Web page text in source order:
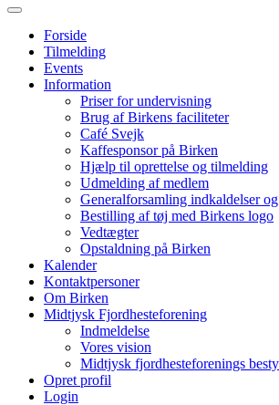
Forside
Tilmelding
Events
Information
Priser for undervisning
Brug af Birkens faciliteter
Café Svejk
Kaffesponsor på Birken
Hjælp til oprettelse og tilmelding
Udmelding af medlem
Generalforsamling indkaldelser
Bestilling af tøj med Birkens logo
Vedtægter
Opstaldning på Birken
Kalender
Kontaktpersoner
Om Birken
Midtjysk Fjordhesteforening
Indmeldelse
Vores vision
Midtjysk fjordhesteforenings
Opret profil
Login